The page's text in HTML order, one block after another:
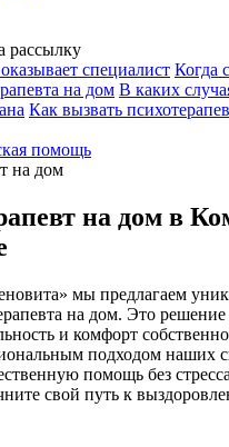
рассылку
специалист Когда
на дом В каких
Как вызвать
помощь
на дом
на дом в
мы предлагаем
на дом. Это
и комфорт
подходом наших
помощь без
свой путь к